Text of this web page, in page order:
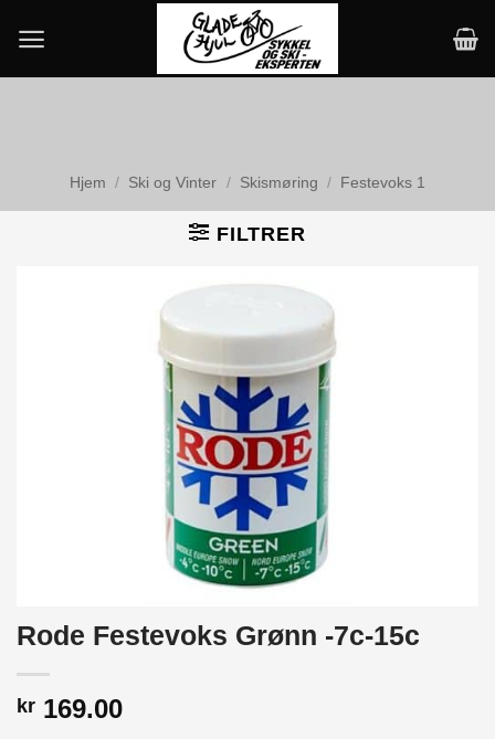
content
Hjem / Ski og Vinter / Skismøring / Festevoks 1
FILTRER
Rode Festevoks Grønn -7c-15c
kr 169.00